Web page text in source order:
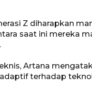
Z diharapkan
saat ini mereka
Artana
terhadap